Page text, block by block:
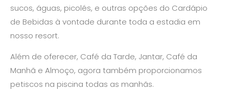
sucos, águas, picolés, e outras opções do Cardápio
de Bebidas à vontade durante toda a estadia em
nosso resort.
Além de oferecer, Café da Tarde, Jantar, Café da
Manhã e Almoço, agora também proporcionamos
petiscos na piscina todas as manhãs.